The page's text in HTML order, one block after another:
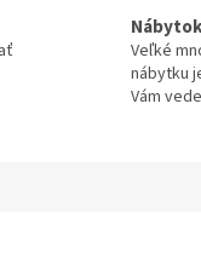
Veľké
nábytku
Vám